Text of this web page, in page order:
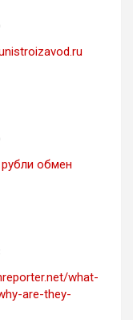
обмен
what-
are-they-